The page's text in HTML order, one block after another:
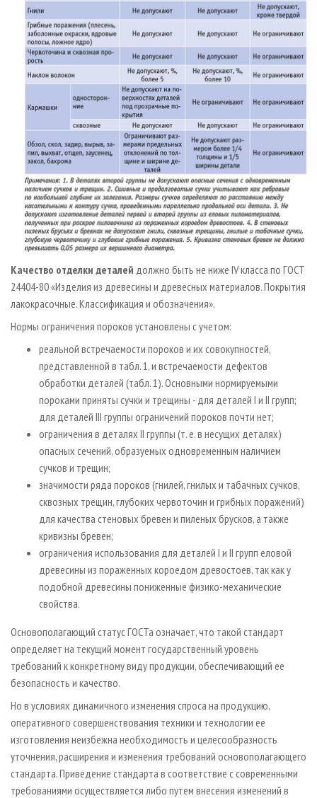
Качество отделки деталей должно быть не ниже IV класса по ГОСТ
24404­-80 «Изделия из древесины и древесных материалов. Покрытия
лакокрасочные. Классификация и обозначения».
Нормы ограничения пороков установлены с учетом:
реальной встречаемости пороков и их совокупностей,
представленной в табл. 1, и встречаемости дефектов
обработки деталей (табл. 1). Основными нормируемыми
пороками приняты сучки и трещины - для деталей I и II групп;
для деталей III группы ограничений пороков почти нет;
ограничения в деталях II группы (т. е. в несущих деталях)
опасных сечений, образуемых одновременным наличием
сучков и трещин;
значимости ряда пороков (гнилей, гнилых и табачных сучков,
сквозных трещин, глубоких червоточин и грибных поражений)
для качества стеновых бревен и пиленых брусков, а также
кривизны бревен;
ограничения использования для деталей I и II групп еловой
древесины из пораженных короедом древостоев, так как у
подобной древесины пониженные физико­-механические
свойства.
Основополагающий статус ГОСТа означает, что такой стандарт
определяет на текущий момент государственный уровень
требований к конкретному виду продукции, обеспечивающий ее
безопасность и качество.
Но в условиях динамичного изменения спроса на продукцию,
оперативного совершенствования техники и технологии ее
изготовления неизбежна необходимость и целесообразность
уточнения, расширения и изменения требований основополагающего
стандарта. Приведение стандарта в соответствие с современными
требованиями осуществляется либо путем внесения изменений в